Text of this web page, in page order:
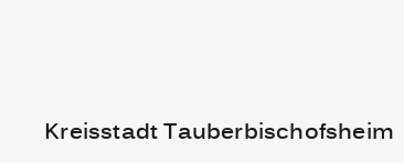
Kreisstadt Tauberbischofsheim